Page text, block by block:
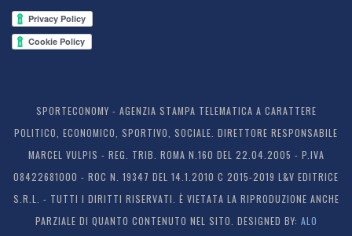
SPORTECONOMY - AGENZIA STAMPA TELEMATICA A CARATTERE
POLITICO, ECONOMICO, SPORTIVO, SOCIALE. DIRETTORE RESPONSABILE
MARCEL VULPIS - REG. TRIB. ROMA N.160 DEL 22.04.2005 - P.IVA
08422681000 - ROC N. 19347 DEL 14.1.2010 C 2015-2019 L&V EDITRICE
S.R.L. - TUTTI I DIRITTI RISERVATI. È VIETATA LA RIPRODUZIONE ANCHE
PARZIALE DI QUANTO CONTENUTO NEL SITO. DESIGNED BY: ALO